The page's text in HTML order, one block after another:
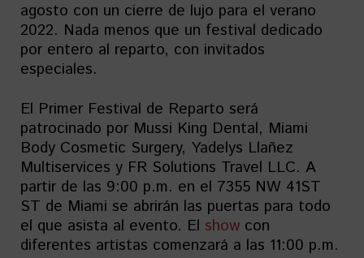
agosto con un cierre de lujo para el verano
2022. Nada menos que un festival dedicado
por entero al reparto, con invitados
especiales.
El Primer Festival de Reparto será
patrocinado por Mussi King Dental, Miami
Body Cosmetic Surgery, Yadelys Llañez
Multiservices y FR Solutions Travel LLC. A
partir de las 9:00 p.m. en el 7355 NW 41ST
ST de Miami se abrirán las puertas para todo
el que asista al evento. El show con
diferentes artistas comenzará a las 11:00 p.m.